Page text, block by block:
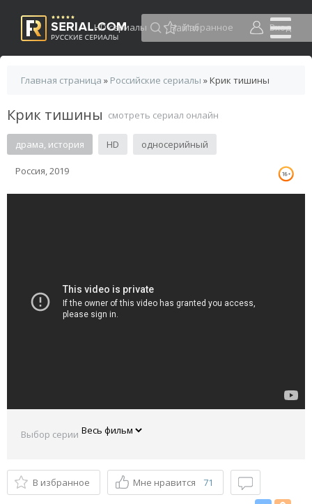
HD сериалы Избранное Вход
Главная страница » Российские сериалы » Крик тишины
Крик тишины смотреть сериал онлайн
драма, история HD односерийный
Россия, 2019
Выбор серии
В избранное Мне нравится 71